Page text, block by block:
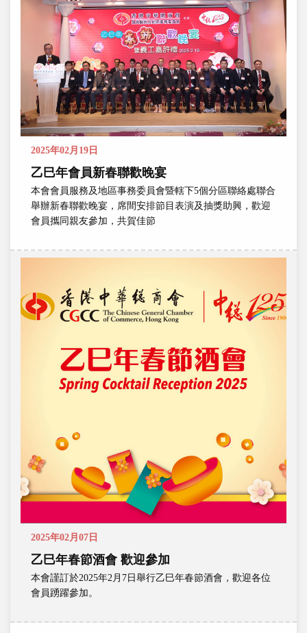
2025年02月19日
乙巳年會員新春聯歡晚宴
本會會員服務及地區事務委員會暨轄下5個分區聯絡處聯合
舉辦新春聯歡晚宴，席間安排節目表演及抽獎助興，歡迎
會員攜同親友參加，共賀佳節
2025年02月07日
乙巳年春節酒會 歡迎參加
本會謹訂於2025年2月7日舉行乙巳年春節酒會，歡迎各位
會員踴躍參加。